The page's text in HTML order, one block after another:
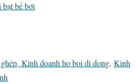
bạt bể bơi
Kinh doanh ho boi di dong, Kinh